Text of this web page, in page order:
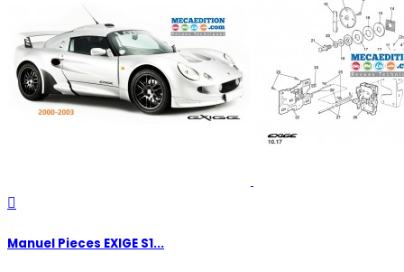

Manuel Pieces EXIGE S1...